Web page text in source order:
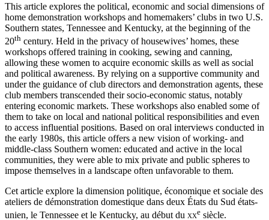
This article explores the political, economic and social dimensions of
home demonstration workshops and homemakers’ clubs in two U.S.
Southern states, Tennessee and Kentucky, at the beginning of the
20th century. Held in the privacy of housewives’ homes, these
workshops offered training in cooking, sewing and canning,
allowing these women to acquire economic skills as well as social
and political awareness. By relying on a supportive community and
under the guidance of club directors and demonstration agents, these
club members transcended their socio-economic status, notably
entering economic markets. These workshops also enabled some of
them to take on local and national political responsibilities and even
to access influential positions. Based on oral interviews conducted in
the early 1980s, this article offers a new vision of working- and
middle-class Southern women: educated and active in the local
communities, they were able to mix private and public spheres to
impose themselves in a landscape often unfavorable to them.
Cet article explore la dimension politique, économique et sociale des
ateliers de démonstration domestique dans deux États du Sud états-
unien, le Tennessee et le Kentucky, au début du xxe siècle.